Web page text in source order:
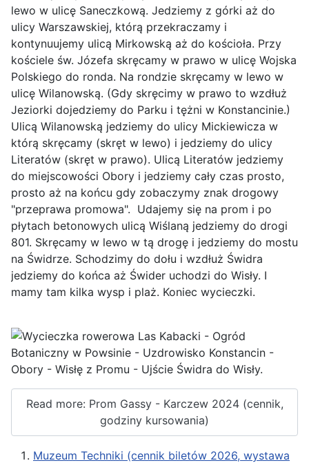
lewo w ulicę Saneczkową. Jedziemy z górki aż do
ulicy Warszawskiej, którą przekraczamy i
kontynuujemy ulicą Mirkowską aż do kościoła. Przy
kościele św. Józefa skręcamy w prawo w ulicę Wojska
Polskiego do ronda. Na rondzie skręcamy w lewo w
ulicę Wilanowską. (Gdy skręcimy w prawo to wzdłuż
Jeziorki dojedziemy do Parku i tężni w Konstancinie.)
Ulicą Wilanowską jedziemy do ulicy Mickiewicza w
którą skręcamy (skręt w lewo) i jedziemy do ulicy
Literatów (skręt w prawo). Ulicą Literatów jedziemy
do miejscowości Obory i jedziemy cały czas prosto,
prosto aż na końcu gdy zobaczymy znak drogowy
"przeprawa promowa". Udajemy się na prom i po
płytach betonowych ulicą Wiślaną jedziemy do drogi
801. Skręcamy w lewo w tą drogę i jedziemy do mostu
na Świdrze. Schodzimy do dołu i wzdłuż Świdra
jedziemy do końca aż Świder uchodzi do Wisły. I
mamy tam kilka wysp i plaż. Koniec wycieczki.
Read more: Prom Gassy - Karczew 2024 (cennik,
godziny kursowania)
Muzeum Techniki (cennik biletów 2026, wystawa